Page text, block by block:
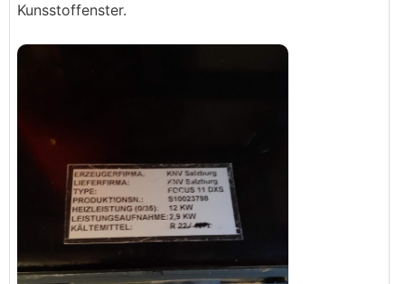
Kunsstoffenster.